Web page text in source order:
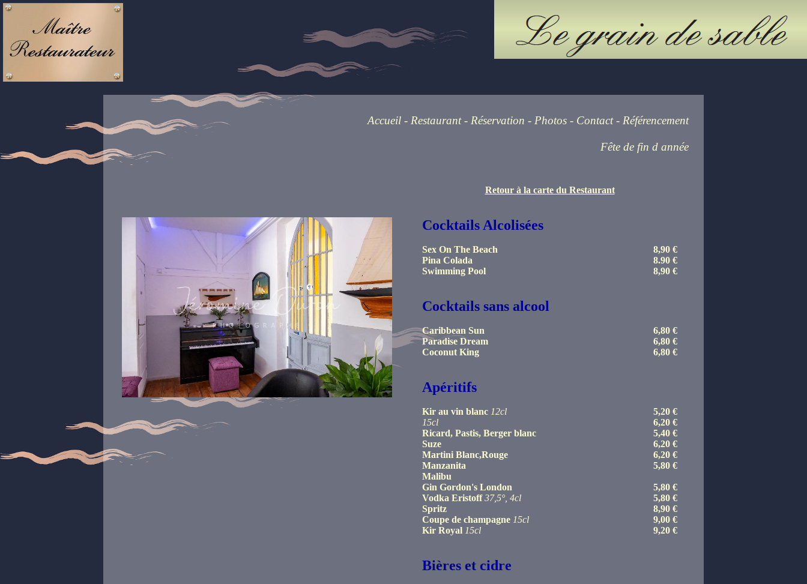
Accueil - Restaurant- Réservation - Photos - Contact- Référencement
Fête de fin d année
Retour à la carte du Restaurant
Cocktails Alcolisées
Sex On The Beach
8,90 €
Pina Colada
8.90 €
Swimming Pool
8,90 €
Cocktails sans alcool
Caribbean Sun
6,80 €
Paradise Dream
6,80 €
Coconut King
6,80 €
Apéritifs
Kir au vin blanc 12cl
5,20 €
15cl
6,20 €
Ricard, Pastis, Berger blanc
5,40 €
Suze
6,20 €
Martini Blanc,Rouge
6,20 €
Manzanita
5,80 €
Malibu
Gin Gordon's London
5,80 €
Vodka Eristoff 37,5°, 4cl
5,80 €
Spritz
8,90 €
Coupe de champagne 15cl
9,00 €
Kir Royal 15cl 9,20 €
Bières et cidre